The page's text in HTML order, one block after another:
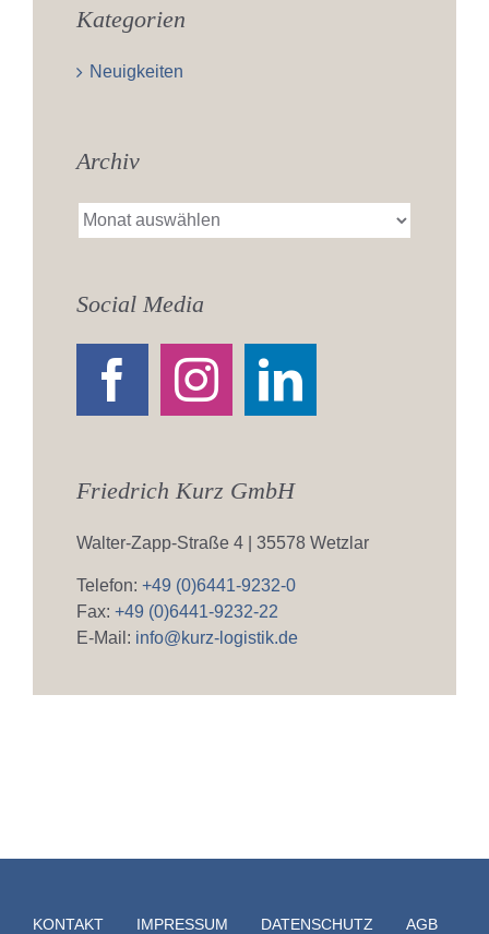
Kategorien
Neuigkeiten
Archiv
Archiv
Social Media
Friedrich Kurz GmbH
Walter-Zapp-Straße 4 | 35578 Wetzlar
Telefon: +49 (0)6441-9232-0
Fax: +49 (0)6441-9232-22
E-Mail: info@kurz-logistik.de
KONTAKT IMPRESSUM DATENSCHUTZ AGB